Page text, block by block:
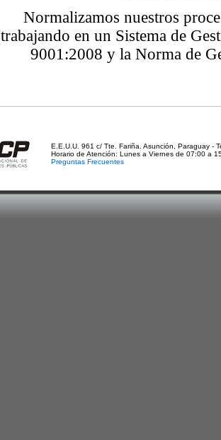
Normalizamos nuestros
trabajando en un Sistema de
9001:2008 y la Norma de
E.E.U.U. 961 c/ Tte. Fariña. Asunción, Paraguay -
Horario de Atención: Lunes a Viernes de 07:00 a
Preguntas Frecuentes